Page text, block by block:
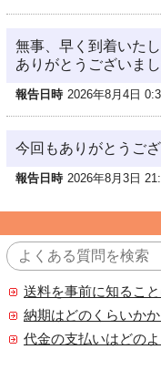
無事、早く到着いた
ありがとうございまし
報告日時 2026年8月4日
今回もありがとうござ
報告日時 2026年8月3日
送料を事前に知るこ
納期はどのくらいか